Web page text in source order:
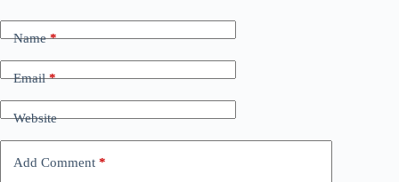
Name*
Email*
Website
Add Comment *